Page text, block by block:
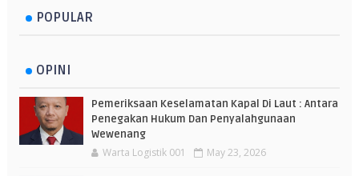
POPULAR
OPINI
Pemeriksaan Keselamatan Kapal Di Laut : Antara
Penegakan Hukum Dan Penyalahgunaan
Wewenang
Warta Logistik 001 May 23, 2026